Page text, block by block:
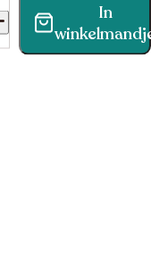
In
op onze